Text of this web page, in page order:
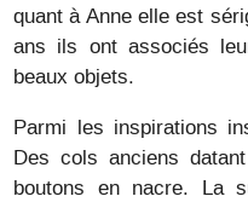
quant à Anne elle est
ans ils ont associés
beaux objets.
Parmi les inspirations
Des cols anciens
boutons en nacre. La